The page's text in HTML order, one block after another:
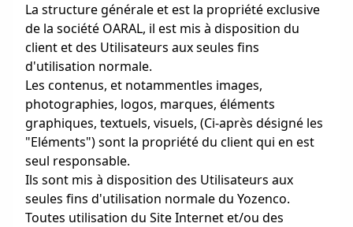
La structure générale et est la propriété exclusive
de la société OARAL, il est mis à disposition du
client et des Utilisateurs aux seules fins
d'utilisation normale.
Les contenus, et notammentles images,
photographies, logos, marques, éléments
graphiques, textuels, visuels, (Ci-après désigné les
"Eléments") sont la propriété du client qui en est
seul responsable.
Ils sont mis à disposition des Utilisateurs aux
seules fins d'utilisation normale du Yozenco.
Toutes utilisation du Site Internet et/ou des